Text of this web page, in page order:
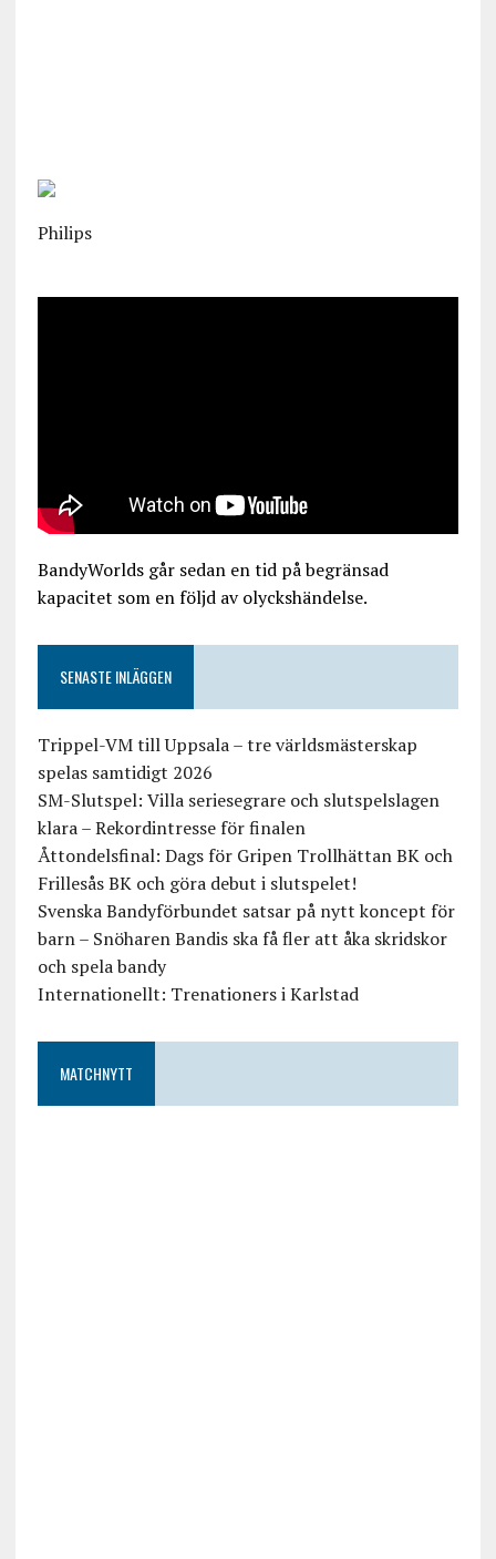
Philips
BandyWorlds går sedan en tid på begränsad
kapacitet som en följd av olyckshändelse.
SENASTE INLÄGGEN
Trippel-VM till Uppsala – tre världsmästerskap
spelas samtidigt 2026
SM-Slutspel: Villa seriesegrare och slutspelslagen
klara – Rekordintresse för finalen
Åttondelsfinal: Dags för Gripen Trollhättan BK och
Frillesås BK och göra debut i slutspelet!
Svenska Bandyförbundet satsar på nytt koncept för
barn – Snöharen Bandis ska få fler att åka skridskor
och spela bandy
Internationellt: Trenationers i Karlstad
MATCHNYTT